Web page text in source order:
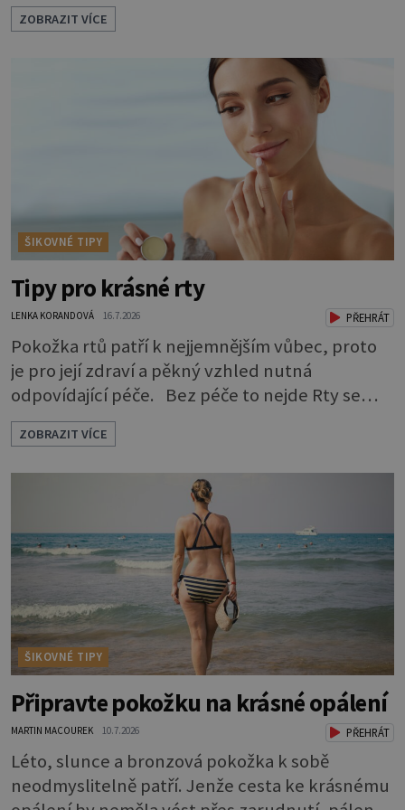
nezaznamenáte. Přesto byste si měli staršího
psa více všímat, aby vám neunikly důležité
signály, že něco není v pořádku. Včasná péče
mu může prodloužit i zkvalitnit život. Hůře
mohou mít v nepořádku zažívání.
ZOBRAZIT VÍCE
ŠIKOVNÉ TIPY
Tipy pro krásné rty
LENKA KORANDOVÁ 16.7.2026 PŘEHRÁT
Pokožka rtů patří k nejjemnějším vůbec, proto
je pro její zdraví a pěkný vzhled nutná
odpovídající péče. Bez péče to nejde Rty se
neliší jen barvou, ale také mnohem tenčí
povrchovou vrstvou než ostatní pleť a pokožka.
Nezvláčňují je žádné mazové žlázy, proto jsou
rty mnohem choulostivější a náchylné k
vysychání a praskání. Balzám na rty je proto
nutnou základní výbavou, pokud chce
ZOBRAZIT VÍCE
ŠIKOVNÉ TIPY
Připravte pokožku na krásné opálení
MARTIN MACOUREK 10.7.2026 PŘEHRÁT
Léto, slunce a bronzová pokožka k sobě
neodmyslitelně patří. Jenže cesta ke krásnému